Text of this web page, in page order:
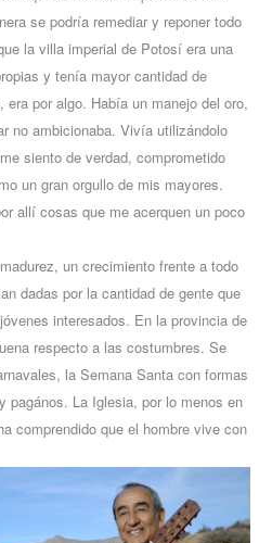
se podría remediar y reponer todo
la villa imperial de Potosí era una
y tenía mayor cantidad de
por algo. Había un manejo del oro,
no ambicionaba. Vivía utilizándolo
siento de verdad, comprometido
un gran orgullo de mis mayores.
allí cosas que me acerquen un poco
un crecimiento frente a todo
dadas por la cantidad de gente que
interesados. En la provincia de
respecto a las costumbres. Se
la Semana Santa con formas
pagános. La Iglesia, por lo menos en
comprendido que el hombre vive con